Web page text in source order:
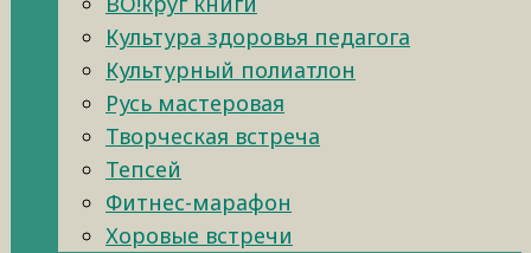
Культура здоровья педагога
Культурный полиатлон
Русь мастеровая
Творческая встреча
Тепсей
Фитнес-марафон
Хоровые встречи